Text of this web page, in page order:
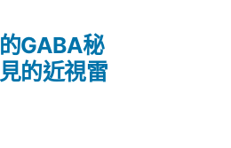
GABA秘
的近視雷